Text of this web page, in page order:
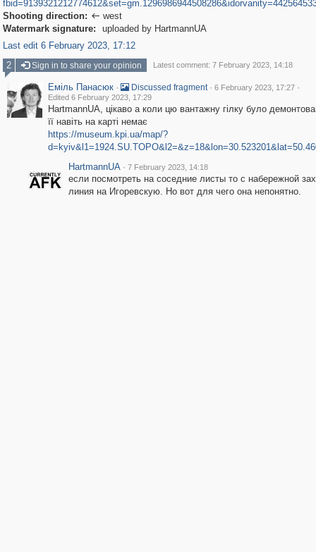
Shooting direction:  west
Watermark signature:
uploaded by HartmannUA
Last edit 6 February 2023, 17:12
2
Sign in to share your opinion Latest comment: 7 February 2023, 14:18
Еміль Панасюк · Discussed fragment · 6 February 2023, 17:27 ·
Edited 6 February 2023, 17:29
HartmannUA, цікаво а коли цю вантажну гілку було
її навіть на карті немає
https://museum.kpi.ua/map/?
HartmannUA · 7 February 2023, 14:18
если посмотреть на соседние листы то с набережной
линия на Игоревскую. Но вот для чего она непонятно.